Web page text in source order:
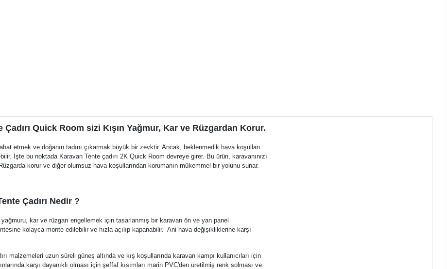
Çadırı Quick Room sizi Kışın Yağmur, Kar ve Rüzgardan Korur.
etmek ve doğanın tadını çıkarmak büyük bir zevktir. Ancak, beklenmedik hava koşulları
İşte bu noktada Karavan Tente çadırı 2K Quick Room devreye girer. Bu ürün, karavanınızı
korur ve diğer olumsuz hava koşullarından korumanın mükemmel bir yolunu sunar.
Çadırı Nedir ?
kar ve rüzgarı engellemek için tasarlanmış bir karavan ön ve yan panel
kolayca monte edilebilir ve hızla açılıp kapanabilir. Ani hava değişikliklerine karşı
malzemeleri uzun süreli güneş altında ve kış koşullarında karavan kampı kullanıcıları için
karşı dayanıklı olması için şeffaf kısımları marin PVC'den üretilmiş renk solması ve